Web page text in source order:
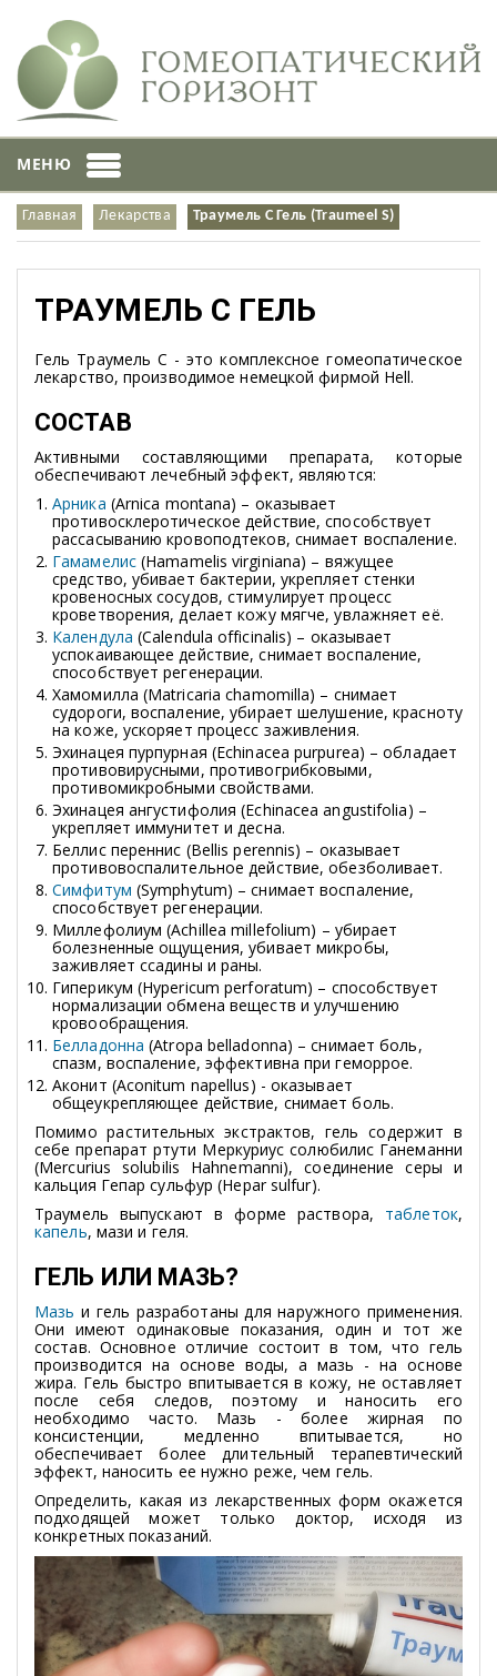
МЕНЮ
Главная Лекарства Траумель С Гель (Traumeel S)
ТРАУМЕЛЬ С ГЕЛЬ
Гель Траумель С - это комплексное гомеопатическое
лекарство, производимое немецкой фирмой Hell.
СОСТАВ
Активными составляющими препарата, которые
обеспечивают лечебный эффект, являются:
Арника (Arnica montana) – оказывает
противосклеротическое действие, способствует
рассасыванию кровоподтеков, снимает воспаление.
Гамамелис (Hamamelis virginiana) – вяжущее
средство, убивает бактерии, укрепляет стенки
кровеносных сосудов, стимулирует процесс
кроветворения, делает кожу мягче, увлажняет её.
Календула (Calendula officinalis) – оказывает
успокаивающее действие, снимает воспаление,
способствует регенерации.
Хамомилла (Matricaria chamomilla) – снимает
судороги, воспаление, убирает шелушение, красноту
на коже, ускоряет процесс заживления.
Эхинацея пурпурная (Echinacea purpurea) – обладает
противовирусными, противогрибковыми,
противомикробными свойствами.
Эхинацея ангустифолия (Echinacea angustifolia) –
укрепляет иммунитет и десна.
Беллис переннис (Bellis perennis) – оказывает
противовоспалительное действие, обезболивает.
Симфитум (Symphytum) – снимает воспаление,
способствует регенерации.
Миллефолиум (Achillea millefolium) – убирает
болезненные ощущения, убивает микробы,
заживляет ссадины и раны.
Гиперикум (Hypericum perforatum) – способствует
нормализации обмена веществ и улучшению
кровообращения.
Белладонна(Atropa belladonna) – снимает боль,
спазм, воспаление, эффективна при геморрое.
Аконит (Aconitum napellus) - оказывает
общеукрепляющее действие, снимает боль.
Помимо растительных экстрактов, гель содержит в
себе препарат ртути Меркуриус солюбилис Ганеманни
(Mercurius solubilis Hahnemanni), соединение серы и
кальция Гепар сульфур (Hepar sulfur).
Траумель выпускают в форме раствора, таблеток,
капель, мази и геля.
ГЕЛЬ ИЛИ МАЗЬ?
Мазьи гель разработаны для наружного применения.
Они имеют одинаковые показания, один и тот же
состав. Основное отличие состоит в том, что гель
производится на основе воды, а мазь - на основе
жира. Гель быстро впитывается в кожу, не оставляет
после себя следов, поэтому и наносить его
необходимо часто. Мазь - более жирная по
консистенции, медленно впитывается, но
обеспечивает более длительный терапевтический
эффект, наносить ее нужно реже, чем гель.
Определить, какая из лекарственных форм окажется
подходящей может только доктор, исходя из
конкретных показаний.